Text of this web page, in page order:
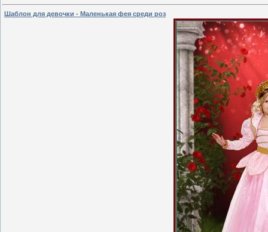
Шаблон для девочки - Маленькая фея среди роз